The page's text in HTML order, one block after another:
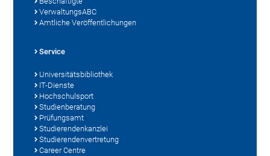
VerwaltungsABC
Amtliche Veröffentlichungen
Service
Universitätsbibliothek
IT-Dienste
Hochschulsport
Studienberatung
Prüfungsamt
Studierendenkanzlei
Studierendenvertretung
Career Centre